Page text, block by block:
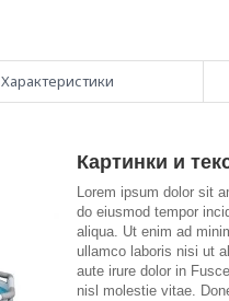
Характеристики
Картинки и
Lorem ipsum dolor sit
do eiusmod tempor
aliqua. Ut enim ad
ullamco laboris nisi ut
aute irure dolor in
nisl molestie vitae.